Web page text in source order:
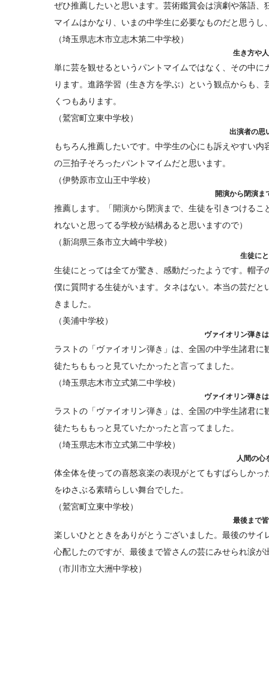
ぜひ推薦したいと思います。芸術鑑賞会は演劇や落語
マイムはかなり、いまの中学生に必要なものだと思う
（埼玉県志木市立志木第二中学校）
生き方や
単に芸を観せるというパントマイムではなく、その中
ります。進路学習（生き方を学ぶ）という観点からも
くつもあります。
（鷲宮町立東中学校）
出演者の思
もちろん推薦したいです。中学生の心にも訴えやすい
の三拍子そろったパントマイムだと思います。
（伊勢原市立山王中学校）
開演から閉演ま
推薦します。「開演から閉演まで、生徒を引きつける
れないと思ってる学校が結構あると思いますので）
（新潟県三条市立大崎中学校）
生徒に
生徒にとっては全てが驚き、感動だったようです。帽
僕に質問する生徒がいます。タネはない。本当の芸だ
きました。
（美浦中学校）
ヴァイオリン弾き
ラストの「ヴァイオリン弾き」は、全国の中学生諸君
徒たちももっと見ていたかったと言ってました。
（埼玉県志木市立式第二中学校）
ヴァイオリン弾き
ラストの「ヴァイオリン弾き」は、全国の中学生諸君
徒たちももっと見ていたかったと言ってました。
（埼玉県志木市立式第二中学校）
人間の心
体全体を使っての喜怒哀楽の表現がとてもすばらしか
をゆさぶる素晴らしい舞台でした。
（鷲宮町立東中学校）
最後まで
楽しいひとときをありがとうございました。最後のサ
心配したのですが、最後まで皆さんの芸にみせられ涙が
（市川市立大洲中学校）